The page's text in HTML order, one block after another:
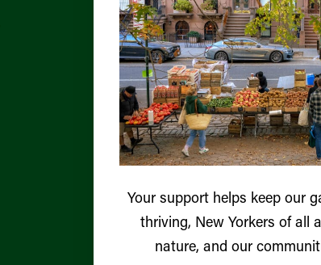
Your support helps keep our
thriving, New Yorkers of all
nature, and our